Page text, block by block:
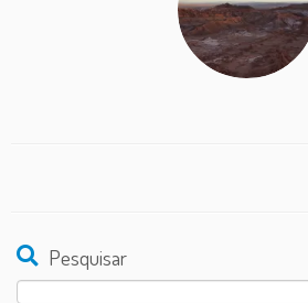
Pesquisar